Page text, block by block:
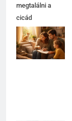
megtalálni a
cicád
személyiségéhez
leginkább illő
nevet.